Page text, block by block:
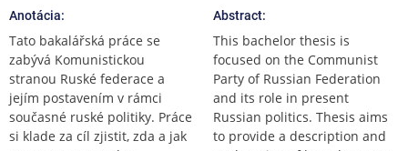
Anotácia:
Tato bakalářská práce se
zabývá Komunistickou
stranou Ruské federace a
jejím postavením v rámci
současné ruské politiky. Práce
si klade za cíl zjistit, zda a jak
Abstract:
This bachelor thesis is
focused on the Communist
Party of Russian Federation
and its role in present
Russian politics. Thesis aims
to provide a description and